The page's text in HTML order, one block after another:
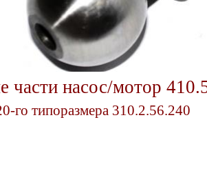
части насос/мотор
го типоразмера 310.2.56.240